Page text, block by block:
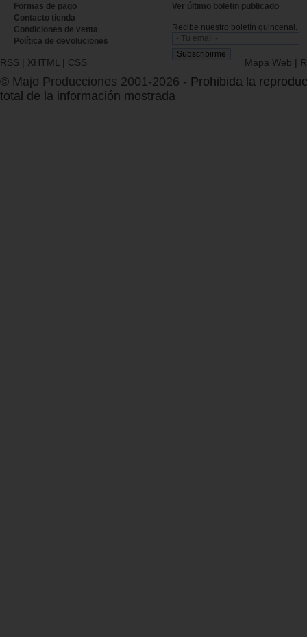
Formas de pago
Contacto tienda
Condiciones de venta
Política de devoluciones
Ver último boletin publicado
Recibe nuestro boletín quincenal.
RSS | XHTML | CSS Mapa Web |
© Majo Producciones 2001-2026 - Prohibida la
total de la información mostrada